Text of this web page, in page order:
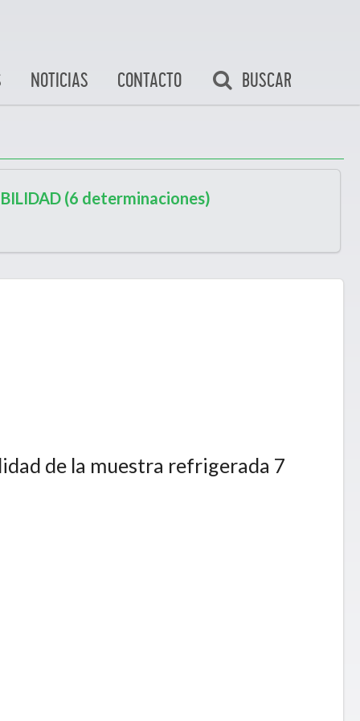
NOTICIAS CONTACTO BUSCAR
(6 determinaciones)
de la muestra refrigerada 7